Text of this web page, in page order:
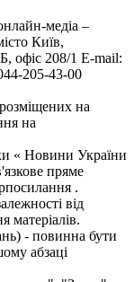
медіа –
Київ,
208/1 E-mail:
205-43-00
на
на
« Новини України
пряме
.
від
матеріалів.
- повинна бути
абзаці